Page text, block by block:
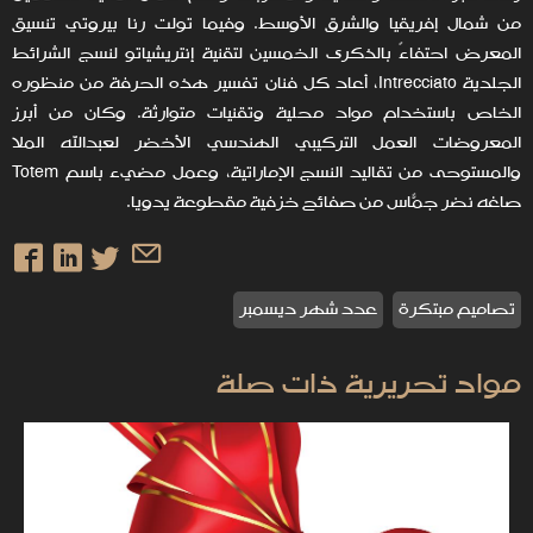
من شمال إفريقيا والشرق الأوسط. وفيما تولت رنا بيروتي تنسيق
المعرض احتفاءً بالذكرى الخمسين لتقنية إنتريشياتو لنسج الشرائط
الجلدية Intrecciato، أعاد كل فنان تفسير هذه الحرفة من منظوره
الخاص باستخدام مواد محلية وتقنيات متوارثة. وكان من أبرز
المعروضات العمل التركيبي الهندسي الأخضر لعبدالله الملا
والمستوحى من تقاليد النسج الإماراتية، وعمل مضيء باسم Totem
صاغه نضر جمّاس من صفائح خزفية مقطوعة يدويًا.
تصاميم مبتكرة عدد شهر ديسمبر
مواد تحريرية ذات صلة